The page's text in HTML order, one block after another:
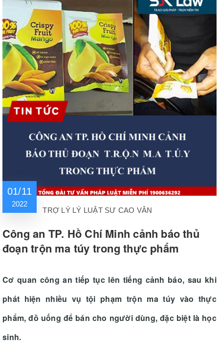
01/11
2022
TRỢ LÝ LÝ LUẬT SƯ CAO VÂN
Công an TP. Hồ Chí Minh cảnh báo thủ
đoạn trộn ma túy trong thực phẩm
Cơ quan công an tiếp tục lên tiếng cảnh báo, sau khi
phát hiện nhiều vụ tội phạm trộn ma túy vào thực
phẩm, đồ uống để bán cho người dùng, đặc biệt là học
sinh.